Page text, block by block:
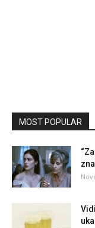
MOST POPULAR